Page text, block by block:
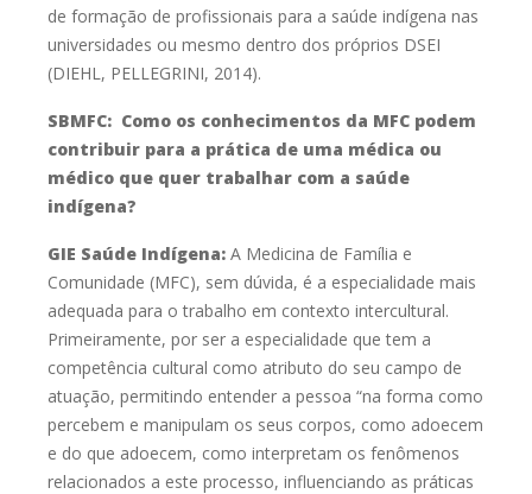
de formação de profissionais para a saúde indígena nas
universidades ou mesmo dentro dos próprios DSEI
(DIEHL, PELLEGRINI, 2014).
SBMFC: Como os conhecimentos da MFC podem
contribuir para a prática de uma médica ou
médico que quer trabalhar com a saúde
indígena?
GIE Saúde Indígena:A Medicina de Família e
Comunidade (MFC), sem dúvida, é a especialidade mais
adequada para o trabalho em contexto intercultural.
Primeiramente, por ser a especialidade que tem a
competência cultural como atributo do seu campo de
atuação, permitindo entender a pessoa “na forma como
percebem e manipulam os seus corpos, como adoecem
e do que adoecem, como interpretam os fenômenos
relacionados a este processo, influenciando as práticas